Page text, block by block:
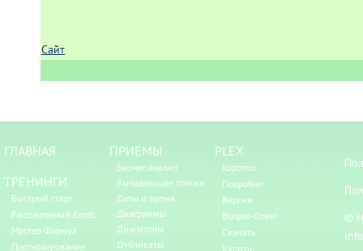
Сайт
ГЛАВНАЯ
ТРЕНИНГИ
Быстрый старт
Расширенный Excel
Мастер Формул
Прогнозирование
ПРИЕМЫ
Бизнес-анализ
Выпадающие списки
Даты и время
Диаграммы
Диапазоны
Дубликаты
PLEX
Коротко
Подробно
Версии
Вопрос-Ответ
Скачать
Купить
©